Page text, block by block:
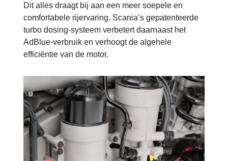
Dit alles draagt bij aan een meer soepele en
comfortabele rijervaring. Scania’s gepatenteerde
turbo dosing-systeem verbetert daarnaast het
AdBlue-verbruik en verhoogt de algehele
efficiëntie van de motor.